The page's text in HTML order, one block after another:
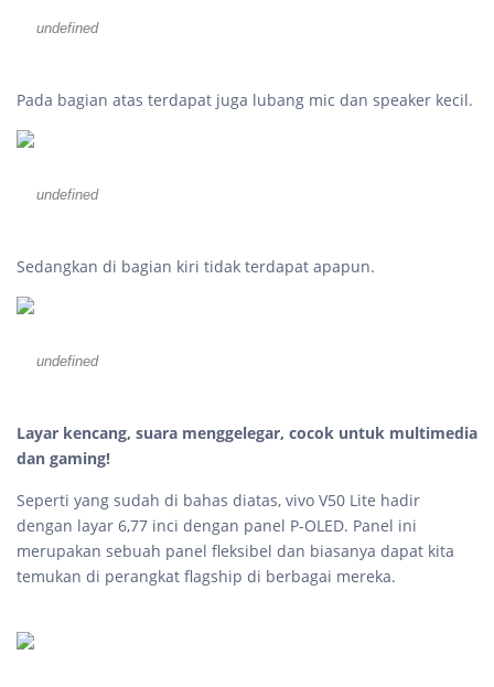
undefined
Pada bagian atas terdapat juga lubang mic dan speaker kecil.
undefined
Sedangkan di bagian kiri tidak terdapat apapun.
undefined
Layar kencang, suara menggelegar, cocok untuk multimedia
dan gaming!
Seperti yang sudah di bahas diatas, vivo V50 Lite hadir
dengan layar 6,77 inci dengan panel P-OLED. Panel ini
merupakan sebuah panel fleksibel dan biasanya dapat kita
temukan di perangkat flagship di berbagai mereka.